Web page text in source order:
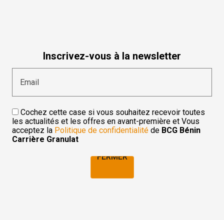
Inscrivez-vous à la newsletter
Email
Cochez cette case si vous souhaitez recevoir toutes
les actualités et les offres en avant-première et Vous
acceptez la Politique de confidentialité de BCG Bénin
Carrière Granulat
FERMER